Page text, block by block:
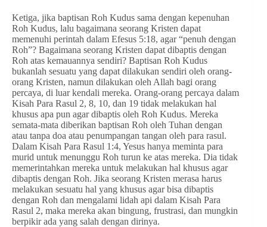
Ketiga, jika baptisan Roh Kudus sama dengan kepenuhan
Roh Kudus, lalu bagaimana seorang Kristen dapat
memenuhi perintah dalam Efesus 5:18, agar “penuh dengan
Roh”? Bagaimana seorang Kristen dapat dibaptis dengan
Roh atas kemauannya sendiri? Baptisan Roh Kudus
bukanlah sesuatu yang dapat dilakukan sendiri oleh orang-
orang Kristen, namun dilakukan oleh Allah bagi orang
percaya, di luar kendali mereka. Orang-orang percaya dalam
Kisah Para Rasul 2, 8, 10, dan 19 tidak melakukan hal
khusus apa pun agar dibaptis oleh Roh Kudus. Mereka
semata-mata diberikan baptisan Roh oleh Tuhan dengan
atau tanpa doa atau penumpangan tangan oleh para rasul.
Dalam Kisah Para Rasul 1:4, Yesus hanya meminta para
murid untuk menunggu Roh turun ke atas mereka. Dia tidak
memerintahkan mereka untuk melakukan hal khusus agar
dibaptis dengan Roh. Jika seorang Kristen merasa harus
melakukan sesuatu hal yang khusus agar bisa dibaptis
dengan Roh dan mengalami lidah api dalam Kisah Para
Rasul 2, maka mereka akan bingung, frustrasi, dan mungkin
berpikir ada yang salah dengan dirinya.